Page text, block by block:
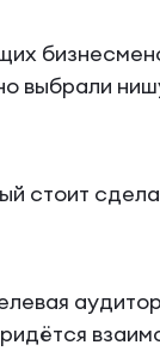
выбрали
стоит